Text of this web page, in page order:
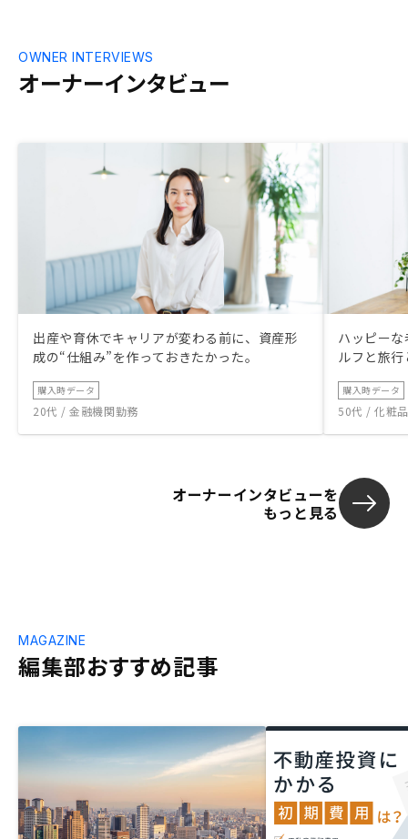
オーナーインタビュー
OWNER INTERVIEWS
出産や育休でキャリアが変わる前に、資産形
成の“仕組み”を作っておきたかった。
購入時データ
20代 / 金融機関勤務
ハッピー
ルフと旅
購入時データ
50代 / 化粧
オーナーインタビューを
もっと見る
編集部おすすめ記事
MAGAZINE